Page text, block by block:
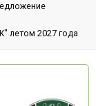
летом 2027 года